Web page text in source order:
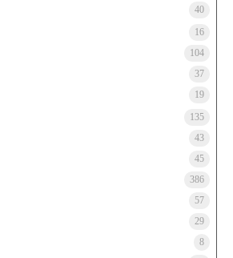
40
16
104
37
19
135
43
45
386
57
29
8